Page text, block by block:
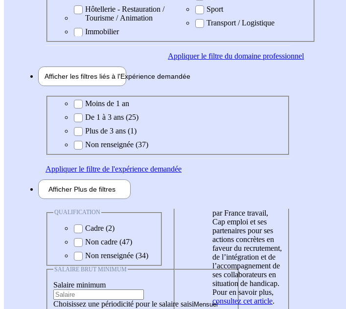
Hôtellerie - Restauration /
Tourisme / Animation
Immobilier
Sport
Transport / Logistique
Appliquerle filtre du domaine professionnel
Afficher les filtres liés à l'Expérience demandée
Expérience demandée
Moins de 1 an
De 1 à 3 ans (25)
Plus de 3 ans (1)
Non renseignée (37)
Appliquerle filtre de l'expérience demandée
Afficher Plus de filtres
QUALIFICATION
Cadre (2)
Non cadre (47)
Non renseignée (34)
SALAIRE BRUT MINIMUM
Salaire minimum
Choisissez une périodicité pour le salaire saisi
par France travail,
Cap emploi et ses
partenaires pour ses
actions concrètes en
faveur du recrutement,
de l’intégration et de
l’accompagnement de
ses collaborateurs en
situation de handicap.
Pour en savoir plus,
consultez cet article.